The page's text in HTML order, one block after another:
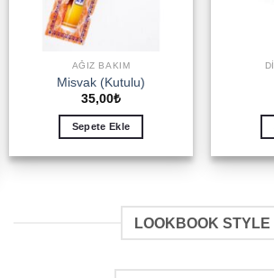
AĞIZ BAKIM
Misvak (Kutulu)
35,00₺
Sepete Ekle
LOOKBOOK STYLE